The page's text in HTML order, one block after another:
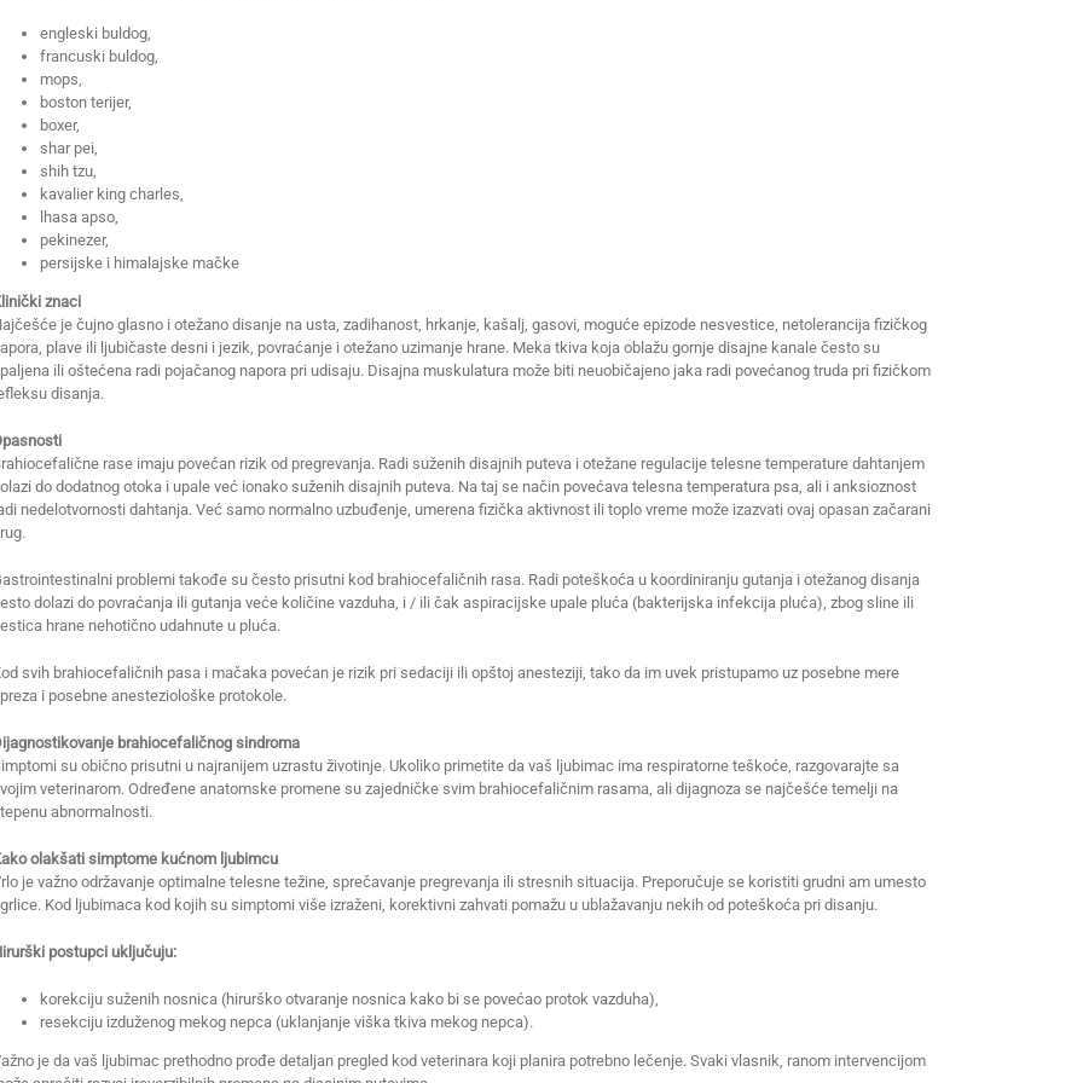
engleski buldog,
francuski buldog,
mops,
boston terijer,
boxer,
shar pei,
shih tzu,
kavalier king charles,
lhasa apso,
pekinezer,
persijske i himalajske mačke
znaci
je čujno glasno i otežano disanje na usta, zadihanost, hrkanje, kašalj, gasovi, moguće epizode nesvestice, netolerancija fizičkog
plave ili ljubičaste desni i jezik, povraćanje i otežano uzimanje hrane. Meka tkiva koja oblažu gornje disajne kanale često su
ili oštećena radi pojačanog napora pri udisaju. Disajna muskulatura može biti neuobičajeno jaka radi povećanog truda pri fizičkom
disanja.
rase imaju povećan rizik od pregrevanja. Radi suženih disajnih puteva i otežane regulacije telesne temperature dahtanjem
do dodatnog otoka i upale već ionako suženih disajnih puteva. Na taj se način povećava telesna temperatura psa, ali i anksioznost
nedelotvornosti dahtanja. Već samo normalno uzbuđenje, umerena fizička aktivnost ili toplo vreme može izazvati ovaj opasan začarani
problemi takođe su često prisutni kod brahiocefaličnih rasa. Radi poteškoća u koordiniranju gutanja i otežanog disanja
dolazi do povraćanja ili gutanja veće količine vazduha, i / ili čak aspiracijske upale pluća (bakterijska infekcija pluća), zbog sline ili
hrane nehotično udahnute u pluća.
svih brahiocefaličnih pasa i mačaka povećan je rizik pri sedaciji ili opštoj anesteziji, tako da im uvek pristupamo uz posebne mere
i posebne anesteziološke protokole.
brahiocefaličnog sindroma
su obično prisutni u najranijem uzrastu životinje. Ukoliko primetite da vaš ljubimac ima respiratorne teškoće, razgovarajte sa
veterinarom. Određene anatomske promene su zajedničke svim brahiocefaličnim rasama, ali dijagnoza se najčešće temelji na
abnormalnosti.
olakšati simptome kućnom ljubimcu
je važno održavanje optimalne telesne težine, sprečavanje pregrevanja ili stresnih situacija. Preporučuje se koristiti grudni am umesto
Kod ljubimaca kod kojih su simptomi više izraženi, korektivni zahvati pomažu u ublažavanju nekih od poteškoća pri disanju.
postupci uključuju:
korekciju suženih nosnica (hirurško otvaranje nosnica kako bi se povećao protok vazduha),
resekciju izduženog mekog nepca (uklanjanje viška tkiva mekog nepca).
je da vaš ljubimac prethodno prođe detaljan pregled kod veterinara koji planira potrebno lečenje. Svaki vlasnik, ranom intervencijom